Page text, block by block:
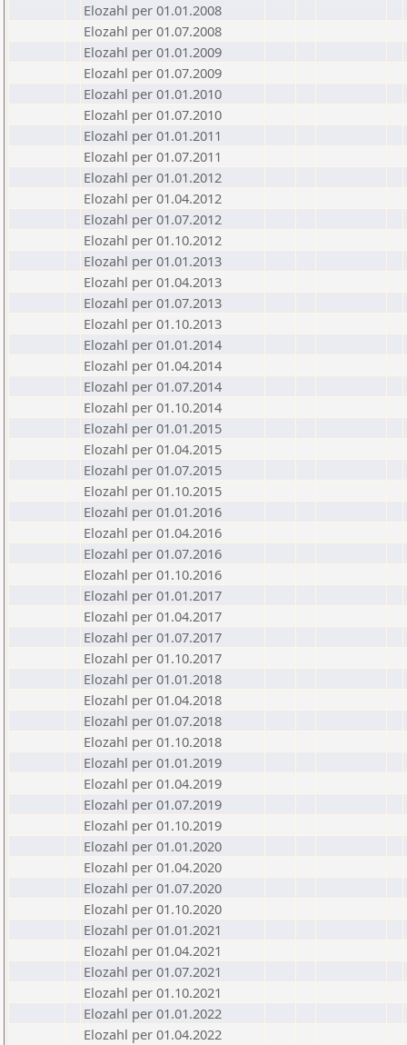
Elozahl per 01.01.2008
Elozahl per 01.07.2008
Elozahl per 01.01.2009
Elozahl per 01.07.2009
Elozahl per 01.01.2010
Elozahl per 01.07.2010
Elozahl per 01.01.2011
Elozahl per 01.07.2011
Elozahl per 01.01.2012
Elozahl per 01.04.2012
Elozahl per 01.07.2012
Elozahl per 01.10.2012
Elozahl per 01.01.2013
Elozahl per 01.04.2013
Elozahl per 01.07.2013
Elozahl per 01.10.2013
Elozahl per 01.01.2014
Elozahl per 01.04.2014
Elozahl per 01.07.2014
Elozahl per 01.10.2014
Elozahl per 01.01.2015
Elozahl per 01.04.2015
Elozahl per 01.07.2015
Elozahl per 01.10.2015
Elozahl per 01.01.2016
Elozahl per 01.04.2016
Elozahl per 01.07.2016
Elozahl per 01.10.2016
Elozahl per 01.01.2017
Elozahl per 01.04.2017
Elozahl per 01.07.2017
Elozahl per 01.10.2017
Elozahl per 01.01.2018
Elozahl per 01.04.2018
Elozahl per 01.07.2018
Elozahl per 01.10.2018
Elozahl per 01.01.2019
Elozahl per 01.04.2019
Elozahl per 01.07.2019
Elozahl per 01.10.2019
Elozahl per 01.01.2020
Elozahl per 01.04.2020
Elozahl per 01.07.2020
Elozahl per 01.10.2020
Elozahl per 01.01.2021
Elozahl per 01.04.2021
Elozahl per 01.07.2021
Elozahl per 01.10.2021
Elozahl per 01.01.2022
Elozahl per 01.04.2022